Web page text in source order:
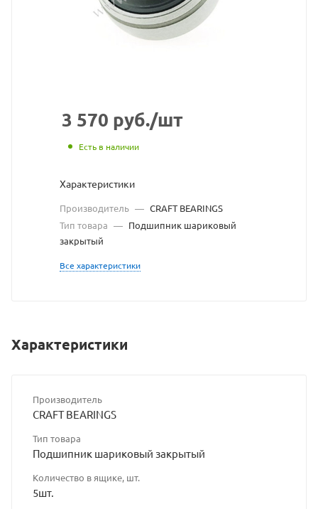
3 570 руб./шт
Есть в наличии
Характеристики
Производитель — CRAFT BEARINGS
Тип товара — Подшипник шариковый
закрытый
Все характеристики
Характеристики
Производитель
CRAFT BEARINGS
Тип товара
Подшипник шариковый закрытый
Количество в ящике, шт.
5шт.